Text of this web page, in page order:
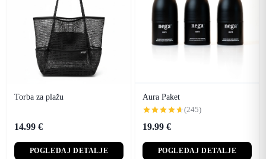
Torba za plažu
14.99 €
POGLEDAJ DETALJE
Aura Paket
(245)
19.99 €
POGLEDAJ DETALJE